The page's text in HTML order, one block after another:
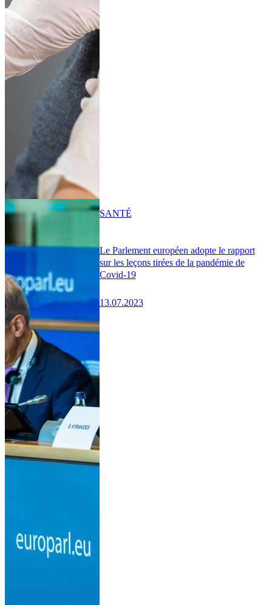
Le Parlement européen adopte le rapport
sur les leçons tirées de la pandémie de
Covid-19
13.07.2023
SANTÉ